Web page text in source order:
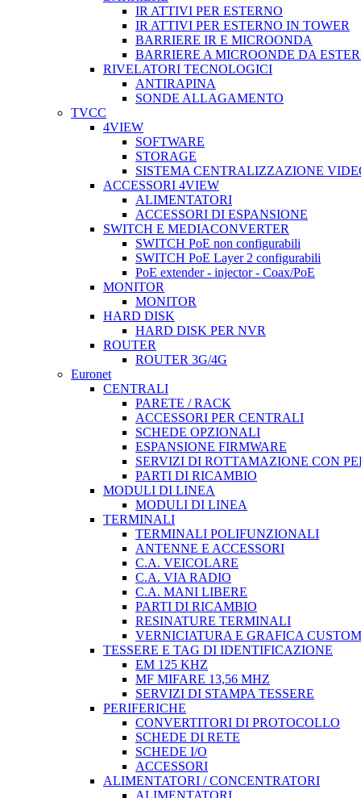
IR ATTIVI PER ESTERNO
IR ATTIVI PER ESTERNO IN TOWER
BARRIERE IR E MICROONDA
BARRIERE A MICROONDE DA
RIVELATORI TECNOLOGICI
ANTIRAPINA
SONDE ALLAGAMENTO
TVCC
4VIEW
SOFTWARE
STORAGE
SISTEMA CENTRALIZZAZIONE
ACCESSORI 4VIEW
ALIMENTATORI
ACCESSORI DI ESPANSIONE
SWITCH E MEDIACONVERTER
SWITCH PoE non configurabili
SWITCH PoE Layer 2 configurabili
PoE extender - injector - Coax/PoE
MONITOR
MONITOR
HARD DISK
HARD DISK PER NVR
ROUTER
ROUTER 3G/4G
Euronet
CENTRALI
PARETE / RACK
ACCESSORI PER CENTRALI
SCHEDE OPZIONALI
ESPANSIONE FIRMWARE
SERVIZI DI ROTTAMAZIONE CON
PARTI DI RICAMBIO
MODULI DI LINEA
MODULI DI LINEA
TERMINALI
TERMINALI POLIFUNZIONALI
ANTENNE E ACCESSORI
C.A. VEICOLARE
C.A. VIA RADIO
C.A. MANI LIBERE
PARTI DI RICAMBIO
RESINATURE TERMINALI
VERNICIATURA E GRAFICA CUSTOM
TESSERE E TAG DI IDENTIFICAZIONE
EM 125 KHZ
MF MIFARE 13,56 MHZ
SERVIZI DI STAMPA TESSERE
PERIFERICHE
CONVERTITORI DI PROTOCOLLO
SCHEDE DI RETE
SCHEDE I/O
ACCESSORI
ALIMENTATORI / CONCENTRATORI
ALIMENTATORI